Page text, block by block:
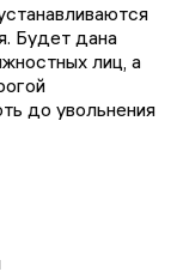
Будет дана
лиц, а
до увольнения